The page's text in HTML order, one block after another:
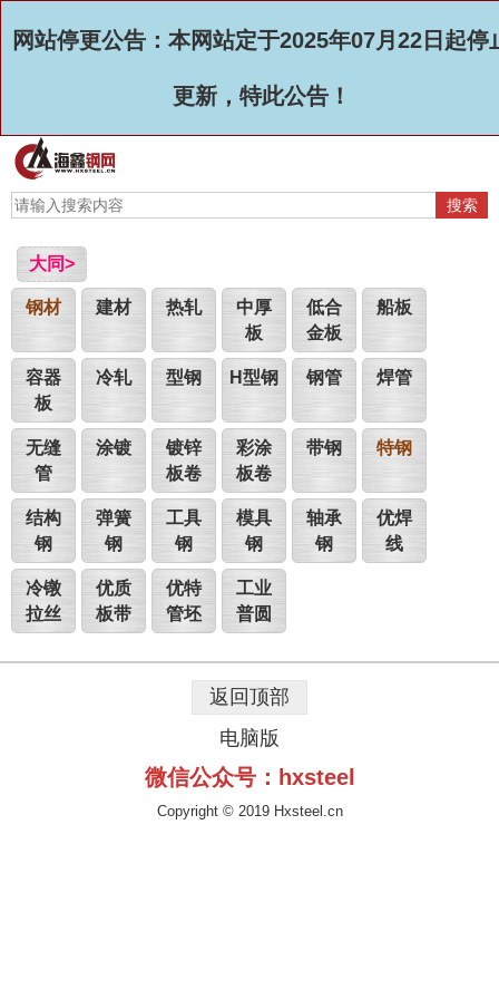
网站停更公告：本网站定于2025年07月22日起停
更新，特此公告！
大同>
钢材 建材 热轧
中厚
板
低合
金板
船板
容器
板
冷轧 型钢 H型钢 钢管 焊管
无缝
管
涂镀
镀锌
板卷
彩涂
板卷
带钢 特钢
结构
钢
弹簧
钢
工具
钢
模具
钢
轴承
钢
优焊
线
冷镦
拉丝
优质
板带
优特
管坯
工业
普圆
返回顶部
电脑版
微信公众号：hxsteel
Copyright © 2019 Hxsteel.cn